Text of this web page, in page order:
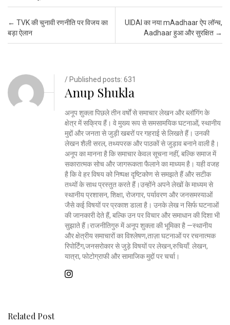
Post navigation
← TVK की चुनावी रणनीति पर विजय का
बड़ा ऐलान
UIDAI का नया mAadhaar ऐप लॉन्च,
Aadhaar हुआ और सुरक्षित →
/ Published posts: 631
Anup Shukla
अनूप शुक्ला पिछले तीन वर्षों से समाचार लेखन और ब्लॉगिंग के
क्षेत्र में सक्रिय हैं। वे मुख्य रूप से समसामयिक घटनाओं, स्थानीय
मुद्दों और जनता से जुड़ी खबरों पर गहराई से लिखते हैं। उनकी
लेखन शैली सरल, तथ्यपरक और पाठकों से जुड़ाव बनाने वाली है।
अनूप का मानना है कि समाचार केवल सूचना नहीं, बल्कि समाज में
सकारात्मक सोच और जागरूकता फैलाने का माध्यम है। यही वजह
है कि वे हर विषय को निष्पक्ष दृष्टिकोण से समझते हैं और सटीक
तथ्यों के साथ प्रस्तुत करते हैं।उन्होंने अपने लेखों के माध्यम से
स्थानीय प्रशासन, शिक्षा, रोजगार, पर्यावरण और जनसमस्याओं
जैसे कई विषयों पर प्रकाश डाला है। उनके लेख न सिर्फ घटनाओं
की जानकारी देते हैं, बल्कि उन पर विचार और समाधान की दिशा भी
सुझाते हैं।राजनीतिगुरु में अनूप शुक्ला की भूमिका है —स्थानीय
और क्षेत्रीय समाचारों का विश्लेषण,ताज़ा घटनाओं पर रचनात्मक
रिपोर्टिंग,जनसरोकार से जुड़े विषयों पर लेखन,रुचियाँ: लेखन,
यात्रा, फोटोग्राफी और सामाजिक मुद्दों पर चर्चा।
Related Post